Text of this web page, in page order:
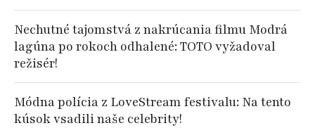
Nechutné tajomstvá z nakrúcania filmu Modrá
lagúna po rokoch odhalené: TOTO vyžadoval
režisér!
Módna polícia z LoveStream festivalu: Na tento
kúsok vsadili naše celebrity!